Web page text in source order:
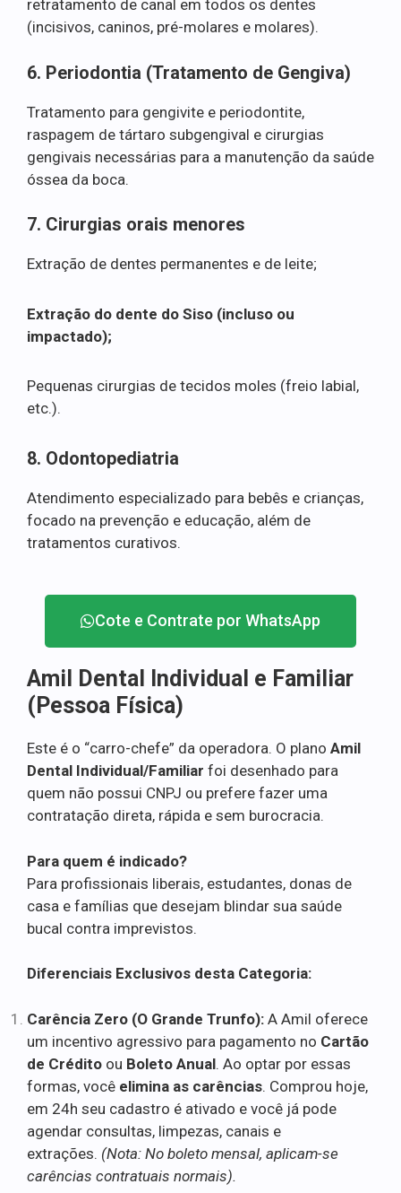
retratamento de canal em todos os dentes
(incisivos, caninos, pré-molares e molares).
6. Periodontia (Tratamento de Gengiva)
Tratamento para gengivite e periodontite,
raspagem de tártaro subgengival e cirurgias
gengivais necessárias para a manutenção da saúde
óssea da boca.
7. Cirurgias orais menores
Extração de dentes permanentes e de leite;
Extração do dente do Siso (incluso ou
impactado);
Pequenas cirurgias de tecidos moles (freio labial,
etc.).
8. Odontopediatria
Atendimento especializado para bebês e crianças,
focado na prevenção e educação, além de
tratamentos curativos.
Cote e Contrate por WhatsApp
Amil Dental Individual e Familiar
(Pessoa Física)
Este é o “carro-chefe” da operadora. O plano Amil
Dental Individual/Familiar foi desenhado para
quem não possui CNPJ ou prefere fazer uma
contratação direta, rápida e sem burocracia.
Para quem é indicado?
Para profissionais liberais, estudantes, donas de
casa e famílias que desejam blindar sua saúde
bucal contra imprevistos.
Diferenciais Exclusivos desta Categoria:
Carência Zero (O Grande Trunfo): A Amil oferece
um incentivo agressivo para pagamento no Cartão
de Crédito ou Boleto Anual. Ao optar por essas
formas, você elimina as carências. Comprou hoje,
em 24h seu cadastro é ativado e você já pode
agendar consultas, limpezas, canais e
extrações. (Nota: No boleto mensal, aplicam-se
carências contratuais normais).